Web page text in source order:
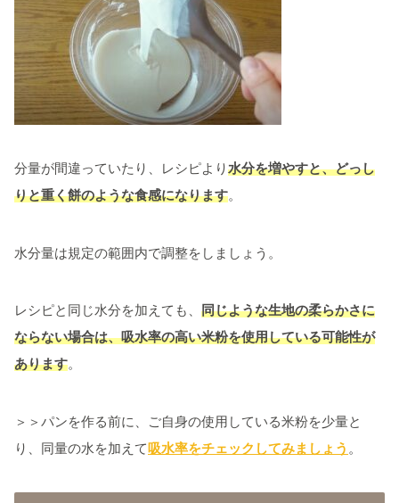
分量が間違っていたり、レシピより水分を増やすと、どっし
りと重く餅のような食感になります。
水分量は規定の範囲内で調整をしましょう。
レシピと同じ水分を加えても、 同じような生地の柔らかさに
ならない場合は、吸水率の高い米粉を使用している可能性が
あります。
＞＞パンを作る前に、ご自身の使用している米粉を少量と
り、同量の水を加えて吸水率をチェックしてみましょう 。